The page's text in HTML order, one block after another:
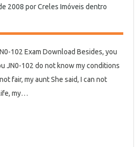
2008 porCreles Imóveis dentro
102 Exam Download Besides, you
JN0-102 do not know my conditions
fair, my aunt She said, I can not
my…